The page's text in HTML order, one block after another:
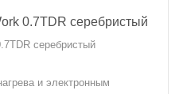
0.7TDR серебристый
серебристый
и электронным